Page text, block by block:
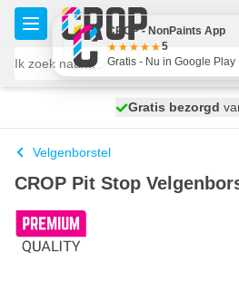
Ga naar de inhoud
Gratis bezorgd
100 dagen
Velgenborstel
CROP Pit Stop
CROP - NonPaints App
5
Gratis - Nu in Google Play